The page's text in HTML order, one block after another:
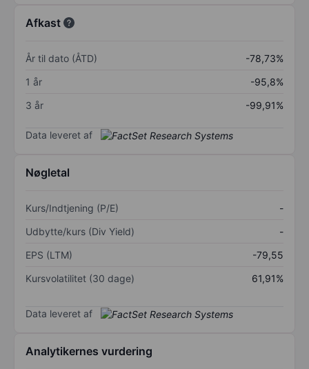
Afkast
År til dato (ÅTD)
-78,73%
1 år
-95,8%
3 år
-99,91%
Data leveret af
Nøgletal
Kurs/Indtjening (P/E)
-
Udbytte/kurs (Div Yield)
-
EPS (LTM)
-79,55
Kursvolatilitet (30 dage)
61,91%
Data leveret af
Analytikernes vurdering